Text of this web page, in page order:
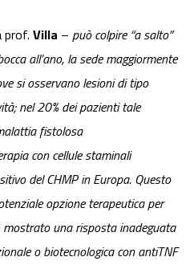
prof. Villa – può colpire “a salto”
all’ano, la sede maggiormente
si osservano lesioni di tipo
nel 20% dei pazienti tale
fistolosa
con cellule staminali
del CHMP in Europa. Questo
opzione terapeutica per
una risposta inadeguata
o biotecnologica con antiTNF